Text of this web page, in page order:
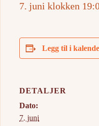
7. juni klokken
Legg til i
DETALJER
Dato:
7. juni